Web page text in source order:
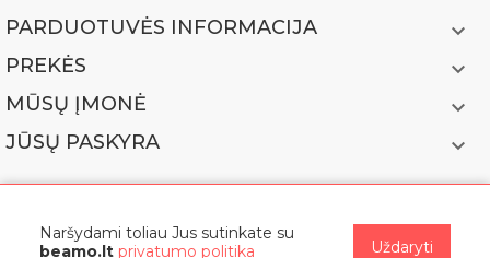
PARDUOTUVĖS INFORMACIJA 
PREKĖS 
MŪSŲ ĮMONĖ 
JŪSŲ PASKYRA 
© 2022 BEAMO
Naršydami toliau Jus sutinkate su
beamo.lt privatumo politika Uždaryti